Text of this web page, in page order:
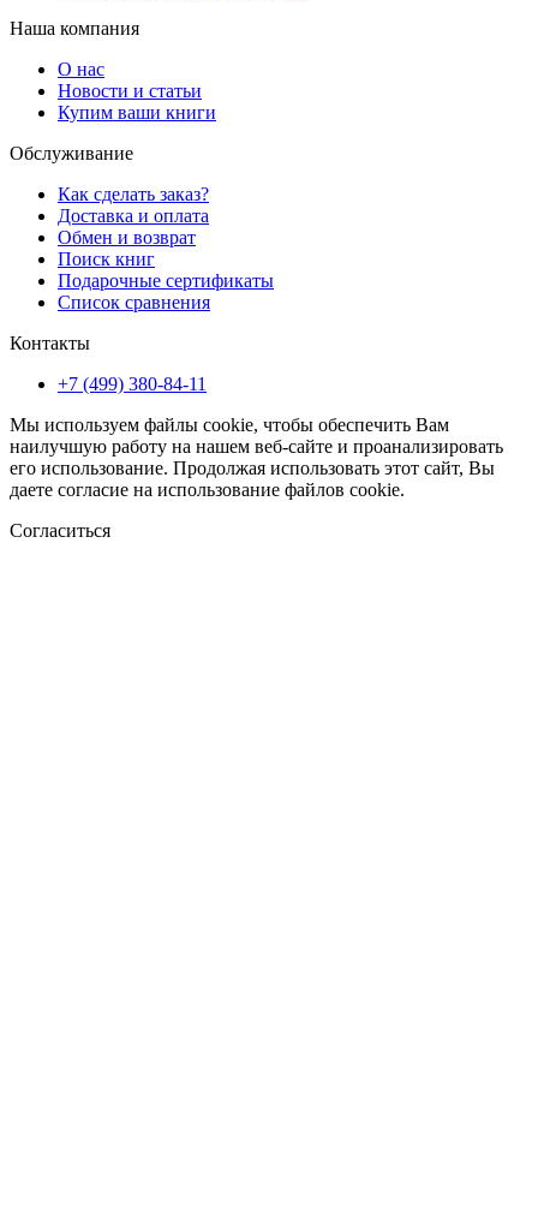
Наша компания
О нас
Новости и статьи
Купим ваши книги
Обслуживание
Как сделать заказ?
Доставка и оплата
Обмен и возврат
Поиск книг
Подарочные сертификаты
Список сравнения
Контакты
+7 (499) 380-84-11
Мы используем файлы cookie, чтобы обеспечить Вам
наилучшую работу на нашем веб-сайте и проанализировать
его использование. Продолжая использовать этот сайт, Вы
даете согласие на использование файлов cookie.
Согласиться